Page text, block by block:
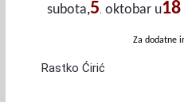
subota,5. oktobar u
Za dodatne
Rastko Ćirić